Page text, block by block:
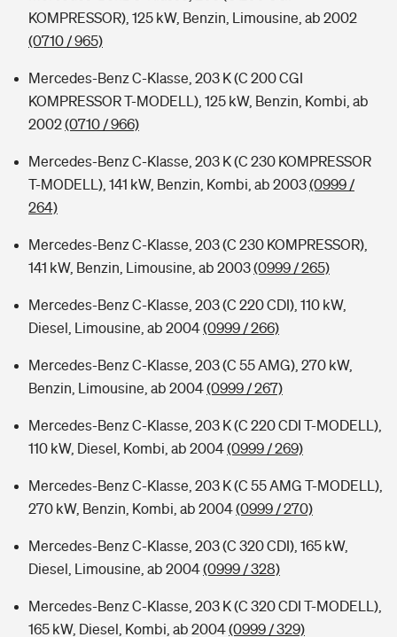
KOMPRESSOR), 125 kW, Benzin, Limousine, ab 2002
(0710 / 965)
Mercedes-Benz C-Klasse, 203 K (C 200 CGI
KOMPRESSOR T-MODELL), 125 kW, Benzin, Kombi, ab
2002(0710 / 966)
Mercedes-Benz C-Klasse, 203 K (C 230 KOMPRESSOR
T-MODELL), 141 kW, Benzin, Kombi, ab 2003(0999 /
264)
Mercedes-Benz C-Klasse, 203 (C 230 KOMPRESSOR),
141 kW, Benzin, Limousine, ab 2003(0999 / 265)
Mercedes-Benz C-Klasse, 203 (C 220 CDI), 110 kW,
Diesel, Limousine, ab 2004(0999 / 266)
Mercedes-Benz C-Klasse, 203 (C 55 AMG), 270 kW,
Benzin, Limousine, ab 2004(0999 / 267)
Mercedes-Benz C-Klasse, 203 K (C 220 CDI T-MODELL),
110 kW, Diesel, Kombi, ab 2004(0999 / 269)
Mercedes-Benz C-Klasse, 203 K (C 55 AMG T-MODELL),
270 kW, Benzin, Kombi, ab 2004(0999 / 270)
Mercedes-Benz C-Klasse, 203 (C 320 CDI), 165 kW,
Diesel, Limousine, ab 2004(0999 / 328)
Mercedes-Benz C-Klasse, 203 K (C 320 CDI T-MODELL),
165 kW, Diesel, Kombi, ab 2004(0999 / 329)